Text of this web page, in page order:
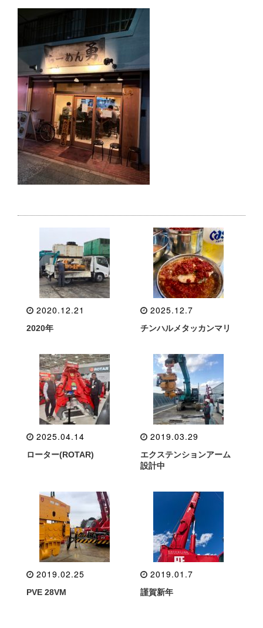
2020.12.21
2020年
2025.12.7
チンハルメタッカンマリ
2025.04.14
ローター(ROTAR)
2019.03.29
エクステンションアーム
設計中
2019.02.25
PVE 28VM
2019.01.7
謹賀新年